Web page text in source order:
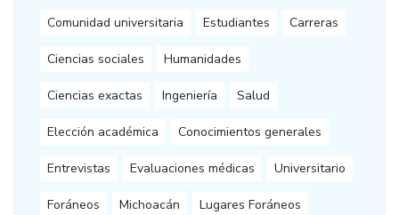
Comunidad universitaria Estudiantes Carreras
Ciencias sociales Humanidades
Ciencias exactas Ingeniería Salud
Elección académica Conocimientos generales
Entrevistas Evaluaciones médicas Universitario
Foráneos Michoacán Lugares Foráneos